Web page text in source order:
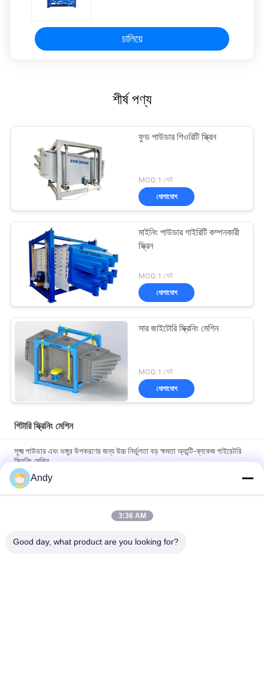
চালিয়ে
শীর্ষ পণ্য
ফুড পাউডার গিওরিটি স্ক্রিন
MOQ:1 সেট
যোগাযোগ
মাইনিং পাউডার গাইরিটি কম্পনকারী
স্ক্রিন
MOQ:1 সেট
যোগাযোগ
সার জাইটোরি স্ক্রিনিং মেশিন
MOQ:1 সেট
যোগাযোগ
গিটারি স্ক্রিনিং মেশিন
সূক্ষ্ম পাউডার এবং ভঙ্গুর উপকরণের জন্য উচ্চ নির্ভুলতা বড় ক্ষমতা অ্যান্টি-ব্লকেজ গাইরেটরি
স্ক্রিনিং মেশিন
ঘূর্ণনশীল স্ক্রিনিং মেশিনটি সলিড পার্টিকল স্ক্রিনিংয়ের জন্য ডিজাইন করা হয়েছে যাতে কম
গোলমালের সাথে মসৃণ অপারেশন এবং সহজ রক্ষণাবেক্ষণ করা যায়
উন্নত উপাদান স্তরায়ন এবং বিচ্ছেদের জন্য প্ল্যানার সাইক্লোন স্ক্রিন প্রযুক্তি ব্যবহার করে
Andy
3:36 AM
Good day, what product are you looking for?